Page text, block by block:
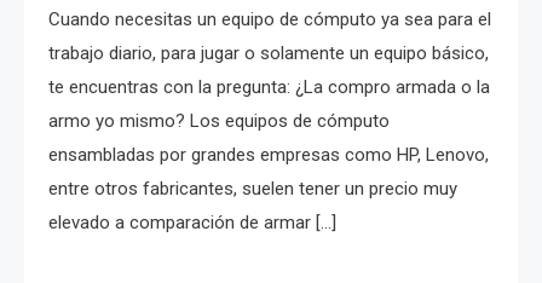
Cuando necesitas un equipo de cómputo ya sea para el
trabajo diario, para jugar o solamente un equipo básico,
te encuentras con la pregunta: ¿La compro armada o la
armo yo mismo? Los equipos de cómputo
ensambladas por grandes empresas como HP, Lenovo,
entre otros fabricantes, suelen tener un precio muy
elevado a comparación de armar […]